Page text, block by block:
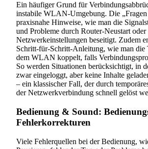
Ein häufiger Grund für
instabile WLAN-Umgebung. Die
praxisnahe Hinweise, wie man die
und Probleme durch Router-Neustart oder
Netzwerkeinstellungen beseitigt. Zudem
Schritt-für-Schritt-Anleitung, wie man die
dem WLAN koppelt, falls
So werden Situationen berücksichtigt, in
zwar eingeloggt, aber keine Inhalte
– ein klassischer Fall, der durch
der Netzwerkverbindung schnell gelöst
Bedienung & Sound:
Fehlerkorrekturen
Viele Fehlerquellen bei der Bedienung,